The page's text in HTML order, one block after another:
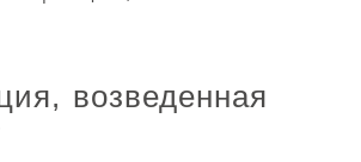
возведенная